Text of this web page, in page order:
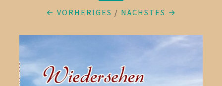
← VORHERIGES / NÄCHSTES →